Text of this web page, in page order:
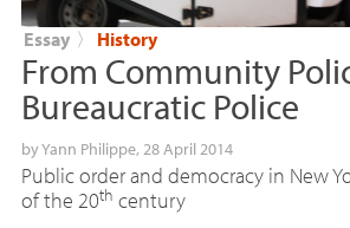
Essay 〉 History
From Community
Bureaucratic Police
byYann Philippe, 28 April 2014
Public order and democracy in New
of the 20th century